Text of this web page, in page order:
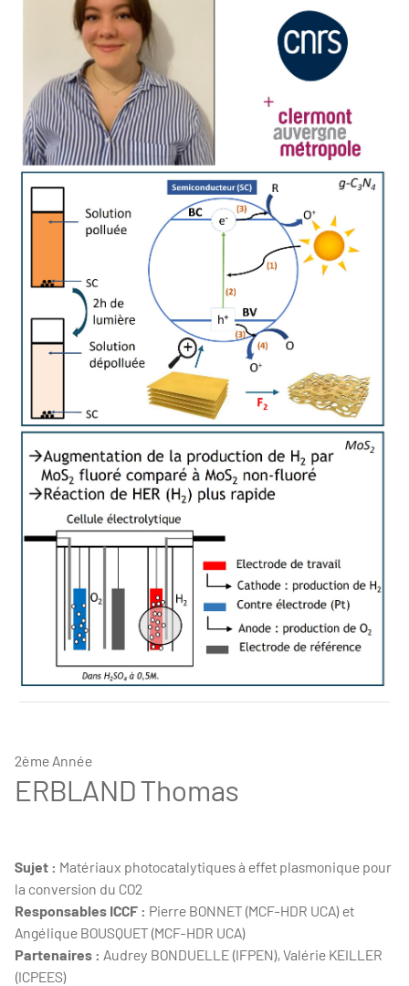
2ème Année
ERBLAND Thomas
Sujet : Matériaux photocatalytiques à effet plasmonique pour
la conversion du CO2
Responsables ICCF : Pierre BONNET (MCF-HDR UCA) et
Angélique BOUSQUET (MCF-HDR UCA)
Partenaires : Audrey BONDUELLE (IFPEN), Valérie KEILLER
(ICPEES)